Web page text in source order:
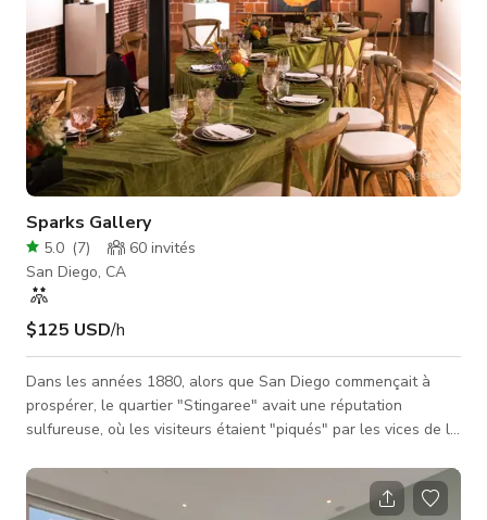
Sparks Gallery
5.0 (7) 60 invités
San Diego, CA
$125 USD/h
Dans les années 1880, alors que San Diego commençait à
prospérer, le quartier "Stingaree" avait une réputation
sulfureuse, où les visiteurs étaient "piqués" par les vices de la
Juste de l'autre côté de la rue, le shérif Wyatt Earp fréquentait
le Tivoli Bar, observant la ville grandir et s'affirmer. En 1924,